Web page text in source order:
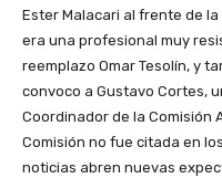
Ester Malacari al frente de
era una profesional muy
reemplazo Omar Tesolín, y
convoco a Gustavo Cortes,
Coordinador de la Comisión
Comisión no fue citada en
noticias abren nuevas